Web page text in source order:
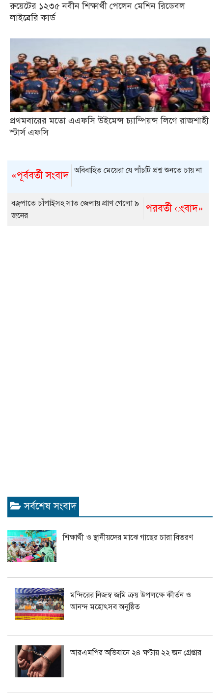
রুয়েটের ১২৩৫ নবীন শিক্ষার্থী পেলেন মেশিন রিডেবল
লাইব্রেরি কার্ড
প্রথমবারের মতো এএফসি উইমেন্স চ্যাম্পিয়ন্স লিগে রাজশাহী
স্টার্স এফসি
«পূর্ববর্তী সংবাদ অবিবাহিত মেয়েরা যে পাঁচটি প্রশ্ন শুনতে চায় না
পরবর্তী ংবাদ»
বজ্রপাতে চাঁপাইসহ সাত জেলায় প্রাণ গেলো ৯
জনের
সর্বশেষ সংবাদ
শিক্ষার্থী ও স্থানীয়দের মাঝে গাছের চারা বিতরণ
মন্দিরের নিজস্ব জমি ক্রয় উপলক্ষে কীর্তন ও
আনন্দ মহোৎসব অনুষ্ঠিত
আরএমপির অভিযানে ২৪ ঘণ্টায় ২২ জন গ্রেপ্তার